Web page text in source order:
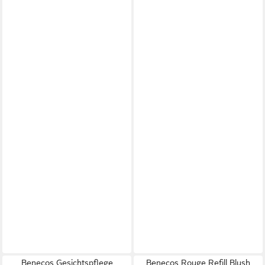
Benecos Gesichtspflege Benecos Rouge Refill Blush